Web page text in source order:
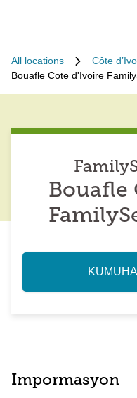
All locations Côte
Bouafle Cote d'Ivoire
Bouafle
Impormasyon